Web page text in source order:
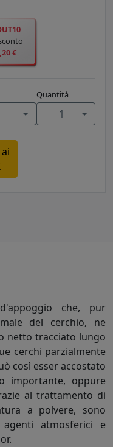
€
Quantità
1
che, pur
del cerchio, ne
netto tracciato lungo
cerchi parzialmente
così esser accostato
importante, oppure
al trattamento di
a polvere, sono
atmosferici e